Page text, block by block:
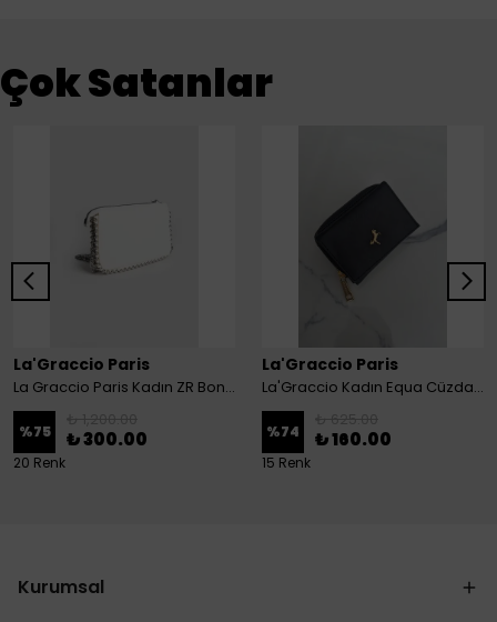
Çok Satanlar
La'Graccio Paris
La Graccio Paris Kadın ZR Boncuk Detaylı 3 Bölmeli Askılı Çanta
%75 ₺ 300.00
20 Renk
La'Graccio Paris
La'Graccio Kadın Equa Cüzdan - Siyah
%74 ₺ 160.00
15 Renk
Kurumsal